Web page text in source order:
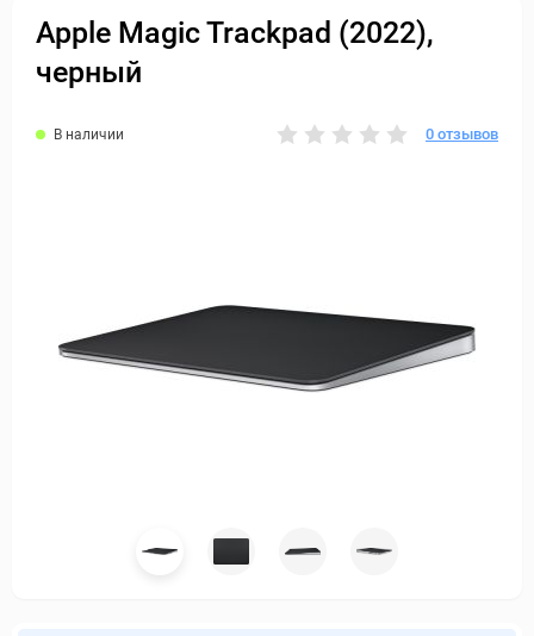
Apple Magic Trackpad (2022),
черный
В наличии 0 отзывов